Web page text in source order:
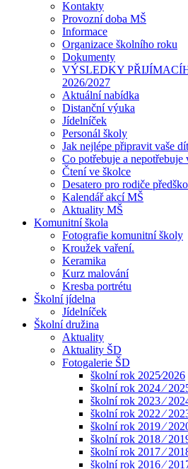
Kontakty
Provozní doba MŠ
Informace
Organizace školního roku
Dokumenty
VÝSLEDKY
2026/2027
Aktuální nabídka
Distanční výuka
Jídelníček
Personál školy
Jak nejlépe připravit vaše
Co potřebuje a nepotřebuje
Čtení ve školce
Desatero pro rodiče
Kalendář akcí MŠ
Aktuality MŠ
Komunitní škola
Fotografie komunitní školy
Kroužek vaření.
Keramika
Kurz malování
Kresba portrétu
Školní jídelna
Jídelníček
Školní družina
Aktuality
Aktuality ŠD
Fotogalerie ŠD
školní rok 2025⁄2026
školní rok 2024 ⁄
školní rok 2023 ⁄
školní rok 2022 ⁄
školní rok 2019 ⁄
školní rok 2018 ⁄
školní rok 2017 ⁄
školní rok 2016 ⁄